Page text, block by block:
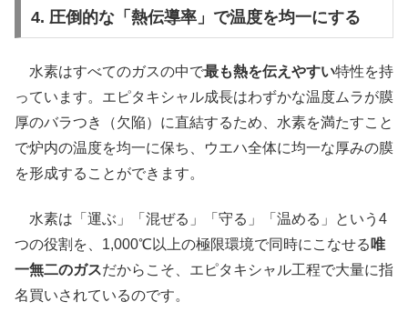
4. 圧倒的な「熱伝導率」で温度を均一にする
水素はすべてのガスの中で最も熱を伝えやすい特性を持
っています。エピタキシャル成長はわずかな温度ムラが膜
厚のバラつき（欠陥）に直結するため、水素を満たすこと
で炉内の温度を均一に保ち、ウエハ全体に均一な厚みの膜
を形成することができます。
水素は「運ぶ」「混ぜる」「守る」「温める」という4
つの役割を、1,000℃以上の極限環境で同時にこなせる 唯
一無二のガスだからこそ、エピタキシャル工程で大量に指
名買いされているのです。